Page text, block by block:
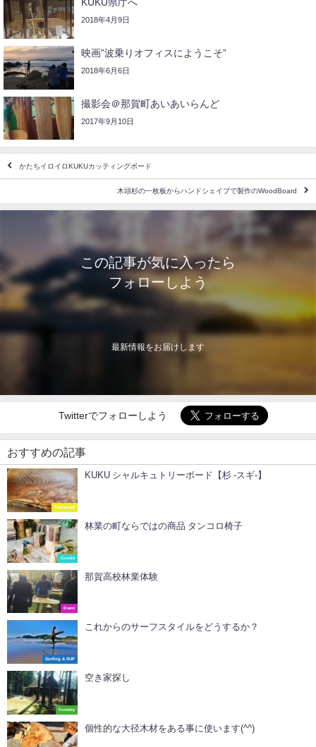
KUKU県庁へ
2018年4月9日
映画”波乗りオフィスにようこそ”
2018年6月6日
撮影会＠那賀町あいあいらんど
2017年9月10日
かたちイロイロKUKUカッティングボード
木頭杉の一枚板からハンドシェイプで製作のWoodBoard
この記事が気に入ったら
フォローしよう
最新情報をお届けします
Twitterでフォローしよう
おすすめの記事
Tableware
KUKU シャルキュトリーボード【杉 -スギ-】
Goods
林業の町ならではの商品 タンコロ椅子
Event
那賀高校林業体験
Surfing & SUP
これからのサーフスタイルをどうするか？
Forestry
空き家探し
個性的な大径木材をある事に使います(^^)